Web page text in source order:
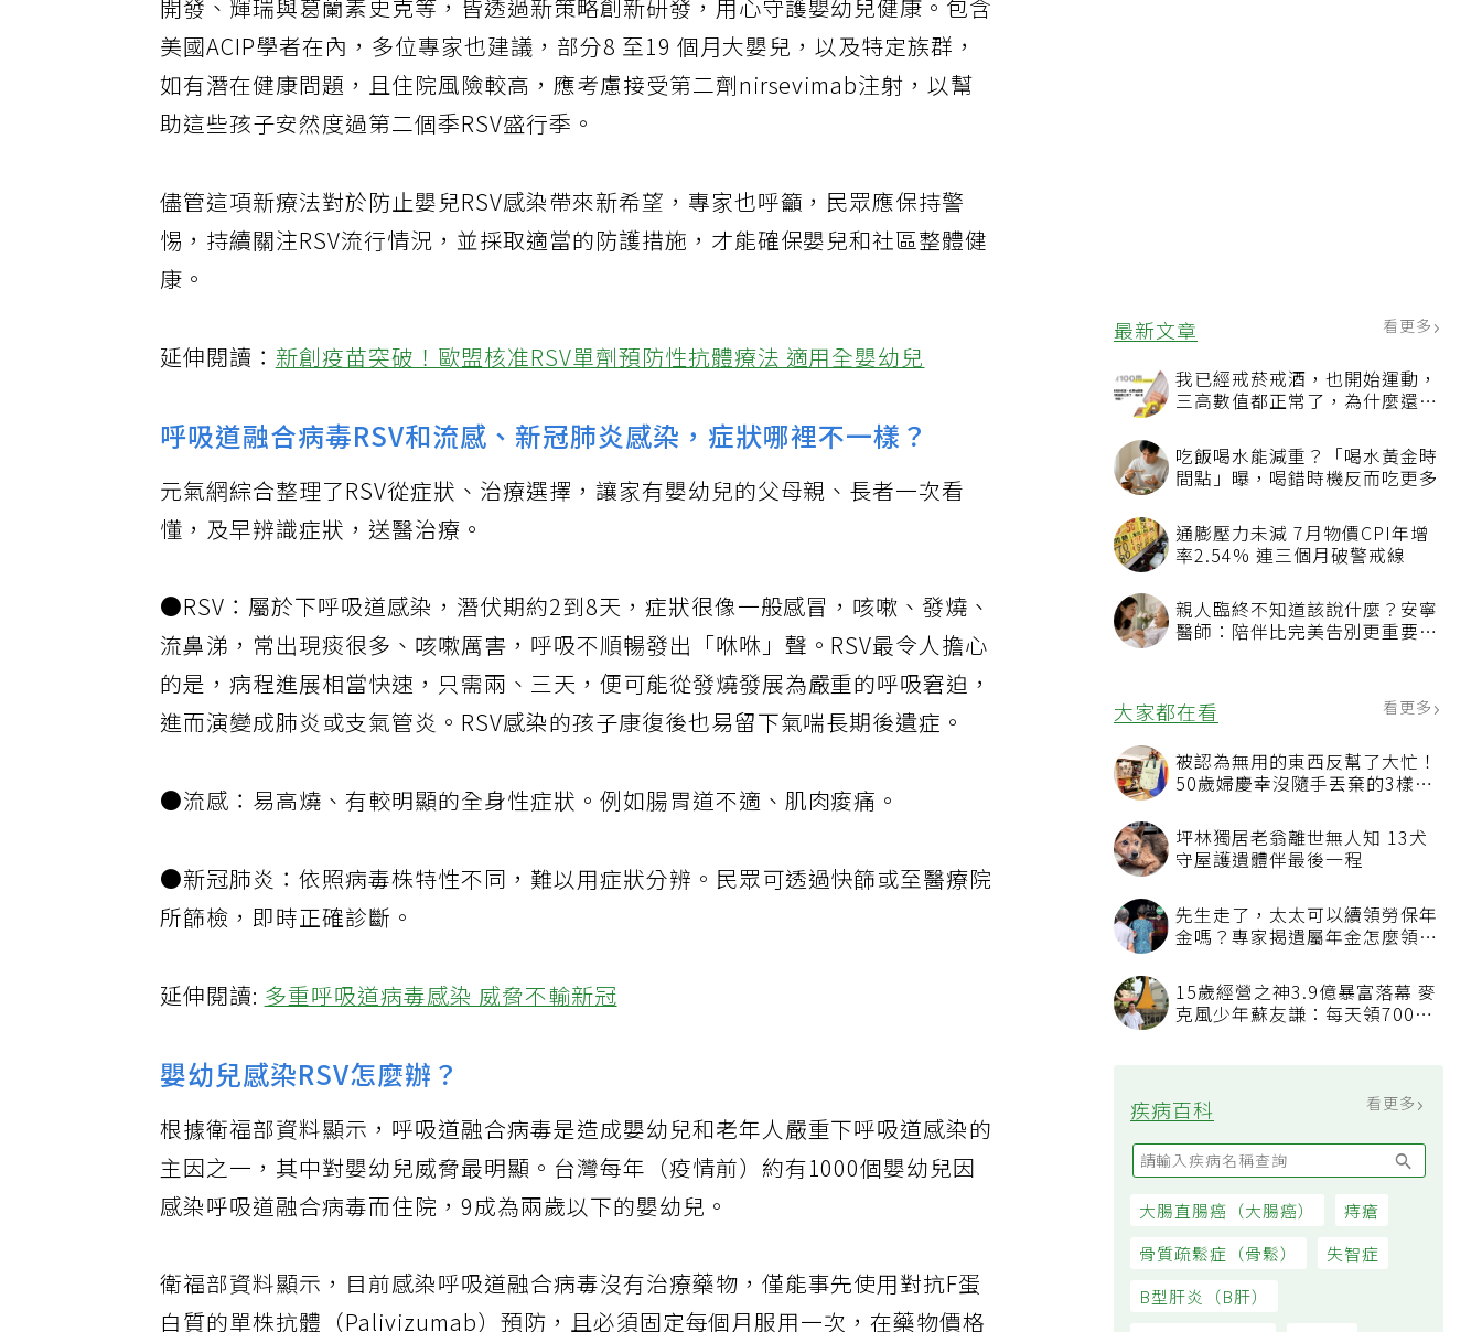
最新文章 看更多
我已經戒菸戒酒，也開始運動，
三高數值都正常了，為什麼還不
吃飯喝水能減重？「喝水黃金時
間點」曝，喝錯時機反而吃更多
通膨壓力未減 7月物價CPI年增
率2.54% 連三個月破警戒線
親人臨終不知道該說什麼？安寧
醫師：陪伴比完美告別更重要，
大家都在看
被認為無用的東西反幫了大忙！
50歲婦慶幸沒隨手丟棄的3樣物
坪林獨居老翁離世無人知 13犬
守屋護遺體伴最後一程
先生走了，太太可以續領勞保年
15歲經營之神3.9億暴富落幕 麥
克風少年蘇友謙：每天領700元
疾病百科
開發、輝瑞與葛蘭素史克等，皆透過新策略創新研發，用心守護嬰幼兒健康。包含
美國ACIP學者在內，多位專家也建議，部分8 至19 個月大嬰兒，以及特定族群，
如有潛在健康問題，且住院風險較高，應考慮接受第二劑nirsevimab注射，以幫
助這些孩子安然度過第二個季RSV盛行季。
儘管這項新療法對於防止嬰兒RSV感染帶來新希望，專家也呼籲，民眾應保持警
惕，持續關注RSV流行情況，並採取適當的防護措施，才能確保嬰兒和社區整體健
康。
延伸閱讀：新創疫苗突破！歐盟核准RSV單劑預防性抗體療法 適用全嬰幼兒
呼吸道融合病毒RSV和流感、新冠肺炎感染，症狀哪裡不一樣？
元氣網綜合整理了RSV從症狀、治療選擇，讓家有嬰幼兒的父母親、長者一次看
懂，及早辨識症狀，送醫治療。
●RSV：屬於下呼吸道感染，潛伏期約2到8天，症狀很像一般感冒，咳嗽、發燒、
流鼻涕，常出現痰很多、咳嗽厲害，呼吸不順暢發出「咻咻」聲。RSV最令人擔心
的是，病程進展相當快速，只需兩、三天，便可能從發燒發展為嚴重的呼吸窘迫，
進而演變成肺炎或支氣管炎。RSV感染的孩子康復後也易留下氣喘長期後遺症。
●流感：易高燒、有較明顯的全身性症狀。例如腸胃道不適、肌肉痠痛。
●新冠肺炎：依照病毒株特性不同，難以用症狀分辨。民眾可透過快篩或至醫療院
所篩檢，即時正確診斷。
延伸閱讀:多重呼吸道病毒感染 威脅不輸新冠
嬰幼兒感染RSV怎麼辦？
根據衛福部資料顯示，呼吸道融合病毒是造成嬰幼兒和老年人嚴重下呼吸道感染的
主因之一，其中對嬰幼兒威脅最明顯。台灣每年（疫情前）約有1000個嬰幼兒因
感染呼吸道融合病毒而住院，9成為兩歲以下的嬰幼兒。
衛福部資料顯示，目前感染呼吸道融合病毒沒有治療藥物，僅能事先使用對抗F蛋